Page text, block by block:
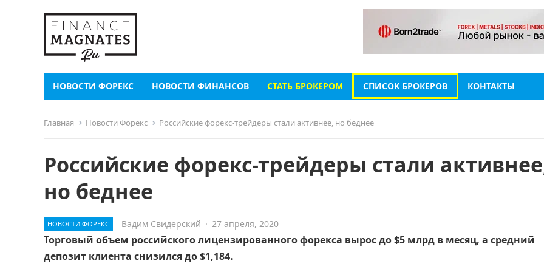
НОВОСТИ ФОРЕКС НОВОСТИ ФИНАНСОВ СТАТЬ БРОКЕРОМ СПИСОК БРОКЕРОВ КОНТАКТЫ
Главная Новости Форекс Российские форекс-трейдеры стали активнее, но беднее
Российские форекс-трейдеры стали
но беднее
НОВОСТИ ФОРЕКС Вадим Свидерский · 27 апреля, 2020
Торговый объем российского лицензированного форекса вырос до $5 млрд в месяц, а средний
депозит клиента снизился до $1,184.